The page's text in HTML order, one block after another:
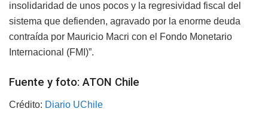
insolidaridad de unos pocos y la regresividad fiscal del
sistema que defienden, agravado por la enorme deuda
contraída por Mauricio Macri con el Fondo Monetario
Internacional (FMI)”.
Fuente y foto: ATON Chile
Crédito: Diario UChile